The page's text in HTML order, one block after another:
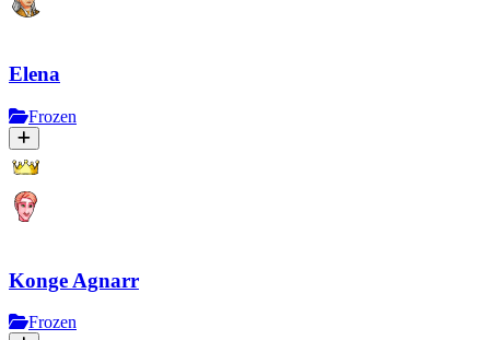
Elena
Frozen
Konge Agnarr
Frozen